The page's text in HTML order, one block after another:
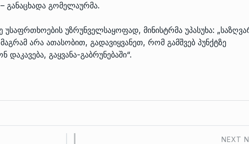
განაცხადა გომელაურმა.
უსაფრთხოების უზრუნველსაყოფად, მინისტრმა უპასუხა:
არა ათასობით, გადავიყვანეთ, რომ გამშვებ პუნქტზე
დაკავება, გაყვანა-გაბრუნებაში“.
NEXT